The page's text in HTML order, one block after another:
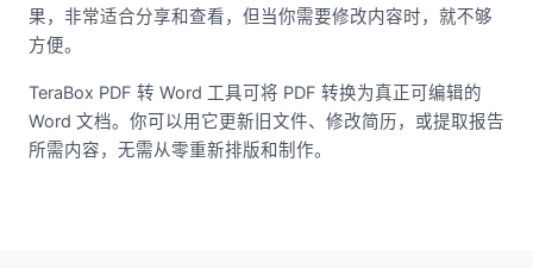
果，非常适合分享和查看，但当你需要修改内容时，就不够
方便。
TeraBox PDF 转 Word 工具可将 PDF 转换为真正可编辑的
Word 文档。你可以用它更新旧文件、修改简历，或提取报告
所需内容，无需从零重新排版和制作。